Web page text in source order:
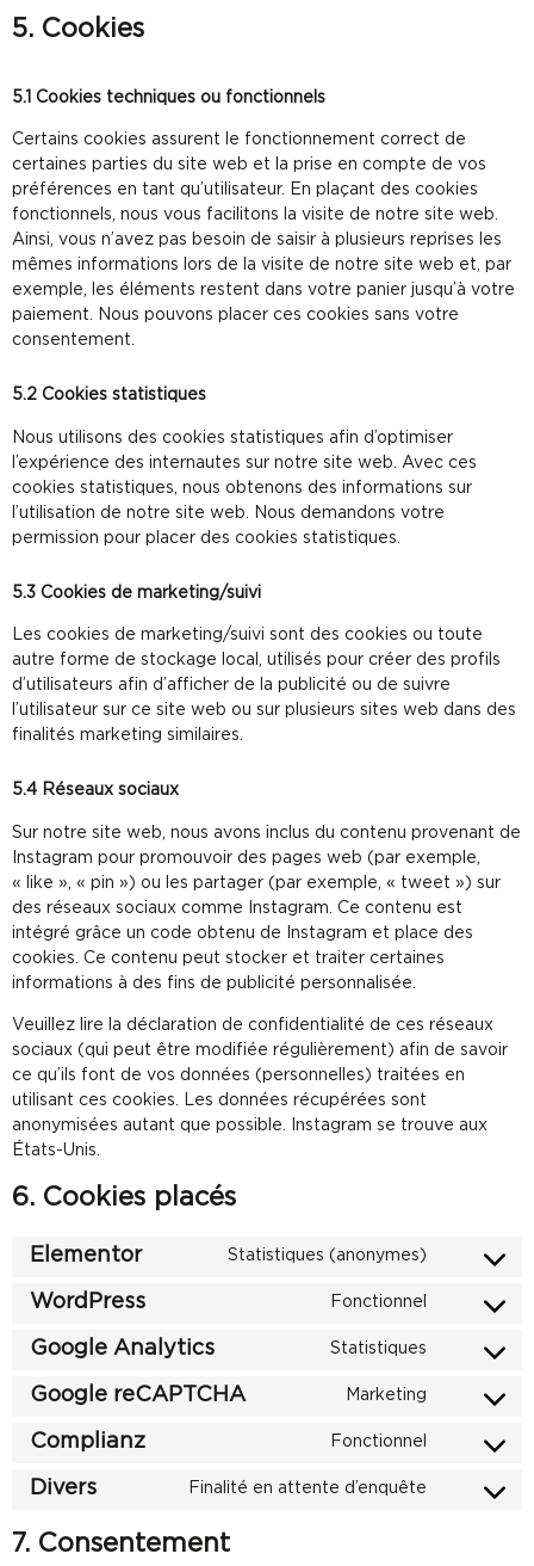
5. Cookies
5.1 Cookies techniques ou fonctionnels
Certains cookies assurent le fonctionnement correct de
certaines parties du site web et la prise en compte de vos
préférences en tant qu’utilisateur. En plaçant des cookies
fonctionnels, nous vous facilitons la visite de notre site web.
Ainsi, vous n’avez pas besoin de saisir à plusieurs reprises les
mêmes informations lors de la visite de notre site web et, par
exemple, les éléments restent dans votre panier jusqu’à votre
paiement. Nous pouvons placer ces cookies sans votre
consentement.
5.2 Cookies statistiques
Nous utilisons des cookies statistiques afin d’optimiser
l’expérience des internautes sur notre site web. Avec ces
cookies statistiques, nous obtenons des informations sur
l’utilisation de notre site web. Nous demandons votre
permission pour placer des cookies statistiques.
5.3 Cookies de marketing/suivi
Les cookies de marketing/suivi sont des cookies ou toute
autre forme de stockage local, utilisés pour créer des profils
d’utilisateurs afin d’afficher de la publicité ou de suivre
l’utilisateur sur ce site web ou sur plusieurs sites web dans des
finalités marketing similaires.
5.4 Réseaux sociaux
Sur notre site web, nous avons inclus du contenu provenant de
Instagram pour promouvoir des pages web (par exemple,
« like », « pin ») ou les partager (par exemple, « tweet ») sur
des réseaux sociaux comme Instagram. Ce contenu est
intégré grâce un code obtenu de Instagram et place des
cookies. Ce contenu peut stocker et traiter certaines
informations à des fins de publicité personnalisée.
Veuillez lire la déclaration de confidentialité de ces réseaux
sociaux (qui peut être modifiée régulièrement) afin de savoir
ce qu’ils font de vos données (personnelles) traitées en
utilisant ces cookies. Les données récupérées sont
anonymisées autant que possible. Instagram se trouve aux
États-Unis.
6. Cookies placés
Elementor Statistiques (anonymes)
WordPress Fonctionnel
Google Analytics Statistiques
Google reCAPTCHA Marketing
Complianz Fonctionnel
Divers Finalité en attente d’enquête
7. Consentement